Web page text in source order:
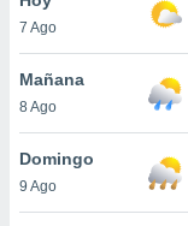
en
más
nuestra
7 Ago
Mañana
8 Ago
Domingo
9 Ago